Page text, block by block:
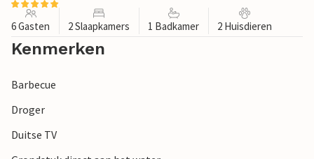
6 Gasten 2 Slaapkamers 1 Badkamer 2 Huisdieren
Kenmerken
Barbecue
Droger
Duitse TV